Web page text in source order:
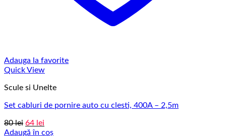
Adauga la favorite
Quick View
Scule si Unelte
Set cabluri de pornire auto cu clesti, 400A – 2,5m
80lei Prețul
inițial
64 lei
curent
Adaugă în coș